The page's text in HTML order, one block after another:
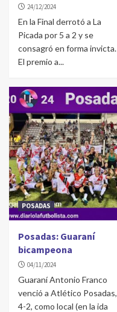
24/12/2024
En la Final derrotó a La
Picada por 5 a 2 y se
consagró en forma invicta.
El premio a...
POSADAS
Posadas: Guaraní
bicampeona
04/11/2024
Guaraní Antonio Franco
venció a Atlético Posadas,
4-2, como local (en la ida